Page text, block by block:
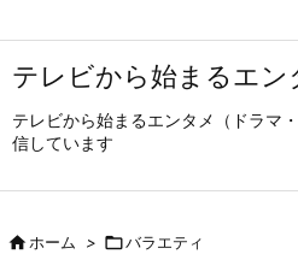
テレビから始まるエン
テレビから始まるエンタメ（ドラマ
信しています
ホーム > バラエティ